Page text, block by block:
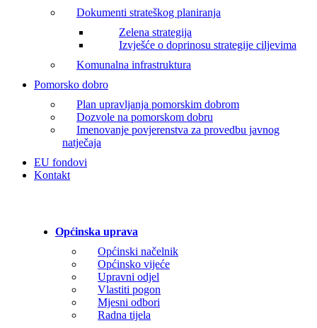
Dokumenti strateškog planiranja
Zelena strategija
Izvješće o doprinosu strategije ciljevima
Komunalna infrastruktura
Pomorsko dobro
Plan upravljanja pomorskim dobrom
Dozvole na pomorskom dobru
Imenovanje povjerenstva za provedbu javnog
natječaja
EU fondovi
Kontakt
Općinska uprava
Općinski načelnik
Općinsko vijeće
Upravni odjel
Vlastiti pogon
Mjesni odbori
Radna tijela